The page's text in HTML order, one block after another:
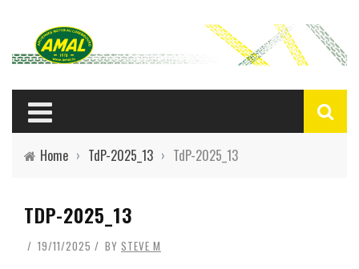
Home › TdP-2025_13 › TdP-2025_13
TDP-2025_13
19/11/2025 BY STEVE M